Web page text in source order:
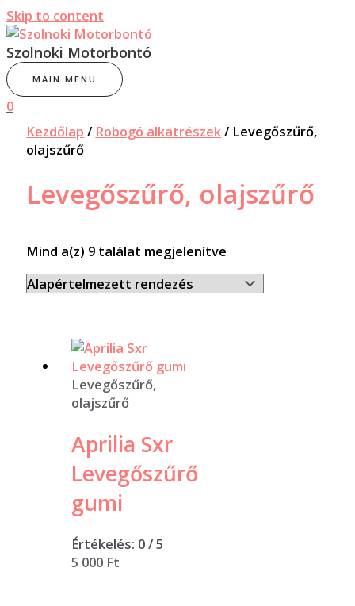
Skip to content
Szolnoki Motorbontó
MAIN MENU
0
Kezdőlap / Robogó alkatrészek/ Levegőszűrő,
olajszűrő
Levegőszűrő, olajszűrő
Mind a(z) 9 találat megjelenítve
Levegőszűrő,
olajszűrő
Aprilia Sxr
Levegőszűrő
gumi
Értékelés: 0/ 5
5 000 Ft